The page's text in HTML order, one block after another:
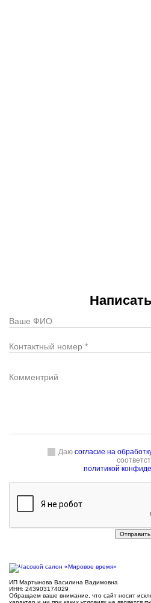
Даю согласие на
политикой
ИП Мартынова Василина Вадимовна
ИНН: 243903174029
Обращаем ваше внимание, что сайт носит